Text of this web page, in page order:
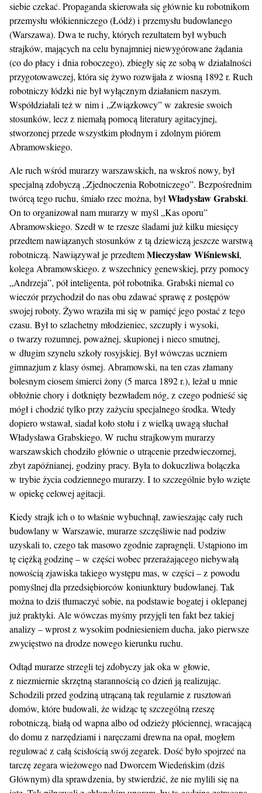
siebie czekać. Propaganda skierowała się głównie ku robotnikom
przemysłu włókienniczego (Łódź) i przemysłu budowlanego
(Warszawa). Dwa te ruchy, których rezultatem był wybuch
strajków, mających na celu bynajmniej niewygórowane żądania
(co do płacy i dnia roboczego), zbiegły się ze sobą w działalności
przygotowawczej, która się żywo rozwijała z wiosną 1892 r. Ruch
robotniczy łódzki nie był wyłącznym działaniem naszym.
Współdziałali też w nim i „Związkowcy” w zakresie swoich
stosunków, lecz z niemałą pomocą literatury agitacyjnej,
stworzonej przede wszystkim płodnym i zdolnym piórem
Abramowskiego.
Ale ruch wśród murarzy warszawskich, na wskroś nowy, był
specjalną zdobyczą „Zjednoczenia Robotniczego”. Bezpośrednim
twórcą tego ruchu, śmiało rzec można, byłWładysław Grabski.
On to organizował nam murarzy w myśl „Kas oporu”
Abramowskiego. Szedł w te rzesze śladami już kilku miesięcy
przedtem nawiązanych stosunków z tą dziewiczą jeszcze warstwą
robotniczą. Nawiązywał je przedtemMieczysław Wiśniewski,
kolega Abramowskiego. z wszechnicy genewskiej, przy pomocy
„Andrzeja”, pół inteligenta, pół robotnika. Grabski niemal co
wieczór przychodził do nas obu zdawać sprawę z postępów
swojej roboty. Żywo wraziła mi się w pamięć jego postać z tego
czasu. Był to szlachetny młodzieniec, szczupły i wysoki,
o twarzy rozumnej, poważnej, skupionej i nieco smutnej,
w długim szynelu szkoły rosyjskiej. Był wówczas uczniem
gimnazjum z klasy ósmej. Abramowski, na ten czas złamany
bolesnym ciosem śmierci żony (5 marca 1892 r.), leżał u mnie
obłożnie chory i dotknięty bezwładem nóg, z czego podnieść się
mógł i chodzić tylko przy zażyciu specjalnego środka. Wtedy
dopiero wstawał, siadał koło stołu i z wielką uwagą słuchał
Władysława Grabskiego. W ruchu strajkowym murarzy
warszawskich chodziło głównie o utrącenie przedwieczornej,
zbyt zapóźnianej, godziny pracy. Była to dokuczliwa bolączka
w trybie życia codziennego murarzy. I to szczególnie było wzięte
w opiekę celowej agitacji.
Kiedy strajk ich o to właśnie wybuchnął, zawieszając cały ruch
budowlany w Warszawie, murarze szczęśliwie nad podziw
uzyskali to, czego tak masowo zgodnie zapragnęli. Ustąpiono im
tę ciężką godzinę – w części wobec przerażającego niebywałą
nowością zjawiska takiego występu mas, w części – z powodu
pomyślnej dla przedsiębiorców koniunktury budowlanej. Tak
można to dziś tłumaczyć sobie, na podstawie bogatej i oklepanej
już praktyki. Ale wówczas myśmy przyjęli ten fakt bez takiej
analizy – wprost z wysokim podniesieniem ducha, jako pierwsze
zwycięstwo na drodze nowego kierunku ruchu.
Odtąd murarze strzegli tej zdobyczy jak oka w głowie,
z niezmiernie skrzętną starannością co dzień ją realizując.
Schodzili przed godziną utrącaną tak regularnie z rusztowań
domów, które budowali, że widząc tę szczególną rzeszę
robotniczą, białą od wapna albo od odzieży płóciennej, wracającą
do domu z narzędziami i naręczami drewna na opał, mogłem
regulować z całą ścisłością swój zegarek. Dość było spojrzeć na
tarczę zegara wieżowego nad Dworcem Wiedeńskim (dziś
Głównym) dla sprawdzenia, by stwierdzić, że nie mylili się na